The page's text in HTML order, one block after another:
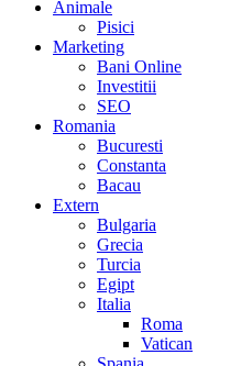
Animale
Pisici
Marketing
Bani Online
Investitii
SEO
Romania
Bucuresti
Constanta
Bacau
Extern
Bulgaria
Grecia
Turcia
Egipt
Italia
Roma
Vatican